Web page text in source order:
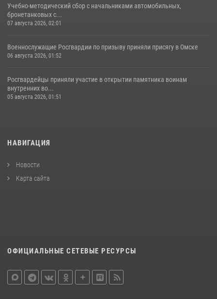
Учебно-методический сбор с начальниками автомобильных,
бронетанковых с...
07 августа 2026, 02:01
Военнослужащие Росгвардии по призыву приняли присягу в Омске
06 августа 2026, 01:52
Росгвардейцы приняли участие в открытии памятника воинам
внутренних во...
05 августа 2026, 01:51
НАВИГАЦИЯ
Новости
Карта сайта
ОФИЦИАЛЬНЫЕ СЕТЕВЫЕ РЕСУРСЫ